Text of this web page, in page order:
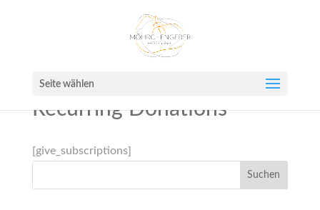
Seite wählen
Recurring Donations
[give_subscriptions]